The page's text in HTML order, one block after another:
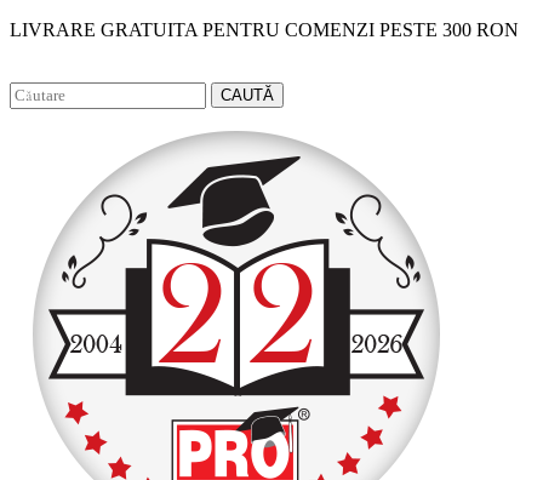
LIVRARE GRATUITA PENTRU COMENZI PESTE 300 RON
CAUTĂ